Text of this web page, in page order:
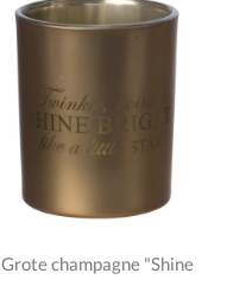
Grote champagne "Shine